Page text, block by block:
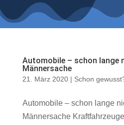
Automobile – schon lange
Männersache
21. März 2020| Schon
Automobile – schon lange
Männersache